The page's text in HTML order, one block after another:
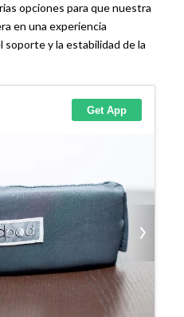
opciones para que nuestra
en una experiencia
y la estabilidad de la